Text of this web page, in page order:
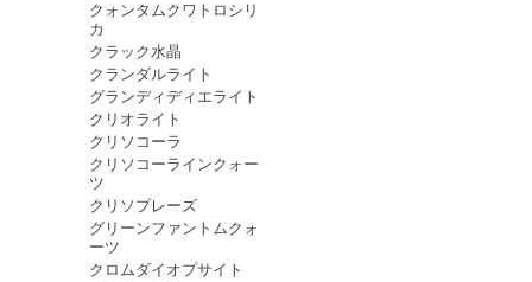
クォンタムクワトロシリ
カ
クラック水晶
クランダルライト
グランディディエライト
クリオライト
クリソコーラ
クリソコーラインクォー
ツ
クリソプレーズ
グリーンファントムクォ
ーツ
クロムダイオプサイト